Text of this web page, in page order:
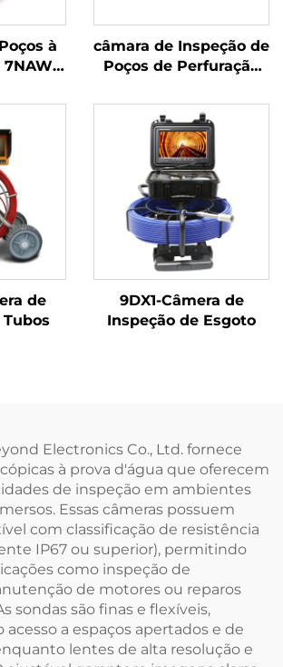
à
7NAW-
câmara de Inspeção de
Poços de Perfuração
de
9DX1-Câmera de
Inspeção de Esgoto
Electronics Co., Ltd. fornece
à prova d'água que oferecem
de inspeção em ambientes
Essas câmeras possuem
com classificação de resistência
IP67 ou superior), permitindo
como inspeção de
de motores ou reparos
sondas são finas e flexíveis,
a espaços apertados e de
lentes de alta resolução e